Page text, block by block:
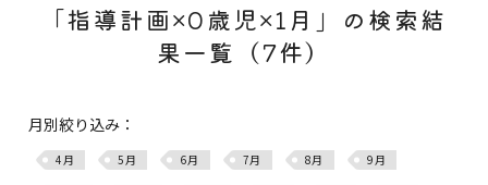
「指導計画×0歳児×1月」の検索結
果一覧（7件）
月別絞り込み：
4月 5月 6月 7月 8月 9月